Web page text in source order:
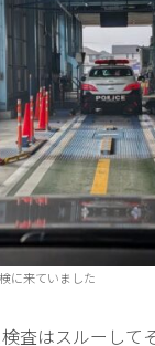
に来ていました
査はスルーして